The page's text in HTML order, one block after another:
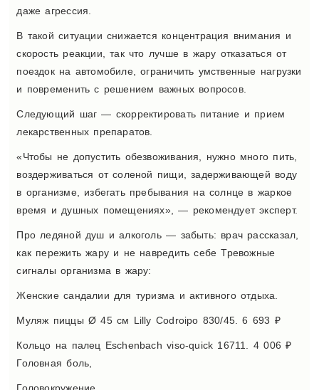
даже агрессия.
В такой ситуации снижается концентрация внимания и
скорость реакции, так что лучше в жару отказаться от
поездок на автомобиле, ограничить умственные нагрузки
и повременить с решением важных вопросов.
Следующий шаг — скорректировать питание и прием
лекарственных препаратов.
«Чтобы не допустить обезвоживания, нужно много пить,
воздерживаться от соленой пищи, задерживающей воду
в организме, избегать пребывания на солнце в жаркое
время и душных помещениях», — рекомендует эксперт.
Про ледяной душ и алкоголь — забыть: врач рассказал,
как пережить жару и не навредить себе Тревожные
сигналы организма в жару:
Женские сандалии для туризма и активного отдыха.
Муляж пиццы Ø 45 см Lilly Codroipo 830/45. 6 693 ₽
Кольцо на палец Eschenbach viso-quick 16711. 4 006 ₽
Головная боль,